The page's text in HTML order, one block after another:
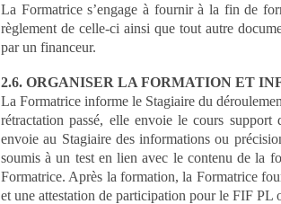
La Formatrice s’engage à fournir à la fin de
règlement de celle-ci ainsi que tout autre
par un financeur.
2.6. ORGANISER LA FORMATION ET
La Formatrice informe le Stagiaire du
rétractation passé, elle envoie le cours
envoie au Stagiaire des informations ou
soumis à un test en lien avec le contenu de la
Formatrice. Après la formation, la Formatrice
et une attestation de participation pour le FIF PL